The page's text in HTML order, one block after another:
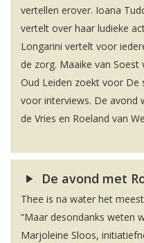
vertellen erover. Ioana
vertelt over haar ludieke
Longarini vertelt voor
de zorg. Maaike van Soest
Oud Leiden zoekt voor De
voor interviews. De avond
de Vries en Roeland van
De avond met
Thee is na water het
“Maar desondanks weten
Marjoleine Sloos,